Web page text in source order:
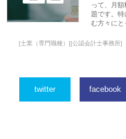
って、月
題です。
む方々にと
[士業（専門職種）][公認会計士事務所]
twitter facebook